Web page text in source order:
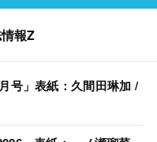
報Z
号」表紙：久間田琳加 /